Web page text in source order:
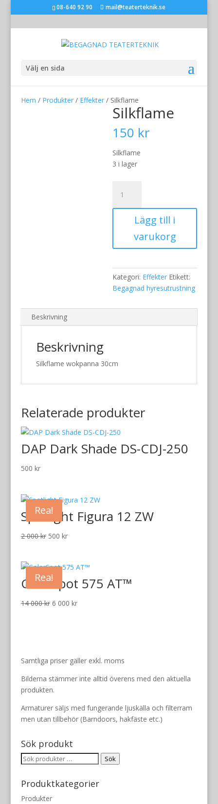
08-640 92 90 mail@teaterteknik.se
Välj en sida
Hem / Produkter/ Effekter/ Silkflame
Silkflame
150 kr
Silkflame
3 i lager
mängd
Lägg till i
varukorg
Kategori: Effekter Etikett:
Begagnad hyresutrustning
Beskrivning
Beskrivning
Silkflame wokpanna 30cm
Relaterade produkter
DAP Dark Shade DS-CDJ-250
500 kr
Rea!
Spotlight Figura 12 ZW
2 000kr Det
var:
2
000 kr.
500 krDet
är:
500 kr.
Rea!
ColorSpot 575 AT™
14 000kr Det
000 kr.
6 000 krDet
000 kr.
Samtliga priser gäller exkl. moms
Bilderna stämmer inte alltid överens med den aktuella
produkten.
Armaturer säljs med fungerande ljuskälla och filterram
men utan tillbehör (Barndoors, hakfäste etc.)
Sök produkt
Sök
Sök
Produktkategorier
Produkter